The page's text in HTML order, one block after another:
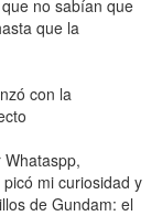
no sabían que
que la
con la
mi curiosidad y
de Gundam: el